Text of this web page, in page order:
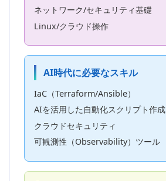
ネットワーク/セキュリティ基礎
Linux/クラウド操作
AI時代に必要なスキル
IaC（Terraform/Ansible）
AIを活用した自動化スクリプト作成
クラウドセキュリティ
可観測性（Observability）ツール